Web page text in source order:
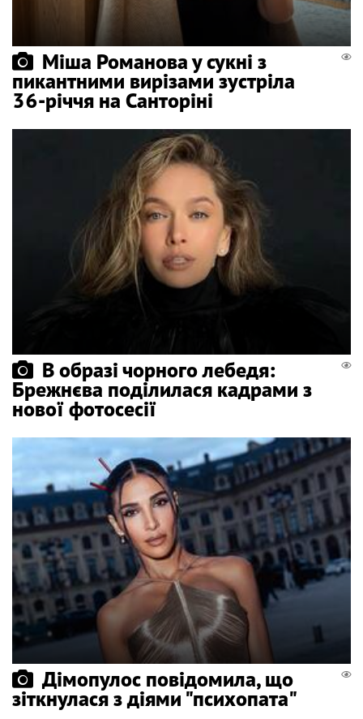
Міша Романова у сукні з
пикантними вирізами зустріла
36-річчя на Санторіні
В образі чорного лебедя:
Брежнєва поділилася кадрами з
нової фотосесії
Дімопулос повідомила, що
зіткнулася з діями "психопата"